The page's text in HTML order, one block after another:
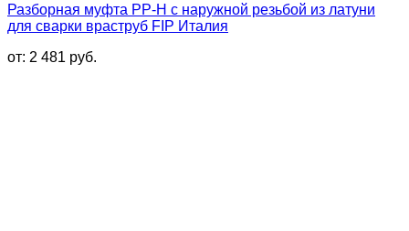
Разборная муфта PP-H с наружной резьбой из латуни
для сварки враструб FIP Италия
от: 2 481 руб.